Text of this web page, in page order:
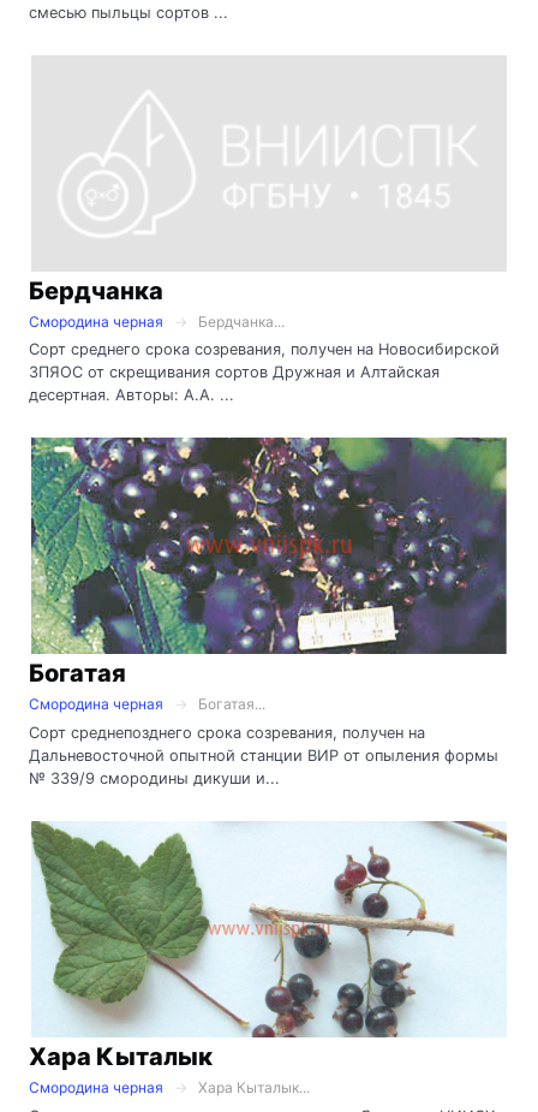
смесью пыльцы сортов ...
Бердчанка
Смородина черная
Бердчанка...
Сорт среднего срока созревания, получен на Новосибирской
ЗПЯОС от скрещивания сортов Дружная и Алтайская
десертная. Авторы: А.А. ...
Богатая
Смородина черная
Богатая...
Сорт среднепозднего срока созревания, получен на
Дальневосточной опытной станции ВИР от опыления формы
№ 339/9 смородины дикуши и...
Хара Кыталык
Смородина черная
Хара Кыталык...